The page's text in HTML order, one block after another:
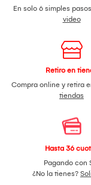
En solo 6 simples
video
Retiro en
Compra online y retira
tiendas
Hasta 36
Pagando con
¿No la tienes?